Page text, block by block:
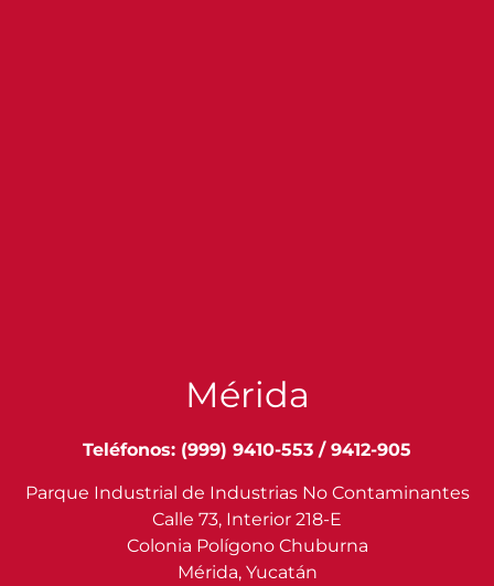
Mérida
Teléfonos: (999) 9410-553 / 9412-905
Parque Industrial de Industrias No Contaminantes
Calle 73, Interior 218-E
Colonia Polígono Chuburna
Mérida, Yucatán